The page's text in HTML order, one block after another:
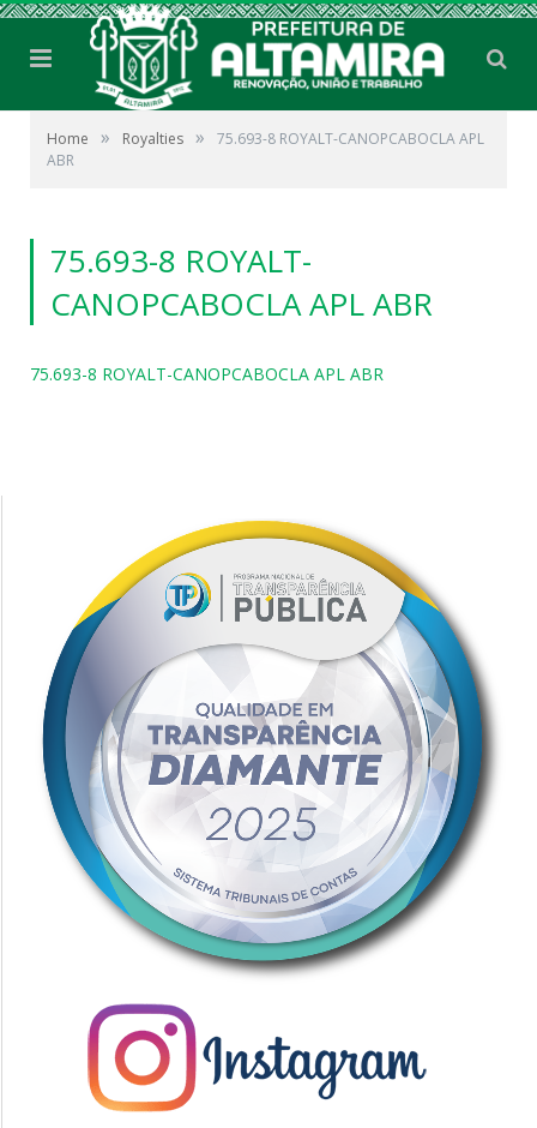
Home » Royalties »
75.693-8 ROYALT-CANOPCABOCLA APL
ABR
75.693-8 ROYALT-
CANOPCABOCLA APL ABR
75.693-8 ROYALT-CANOPCABOCLA APL ABR